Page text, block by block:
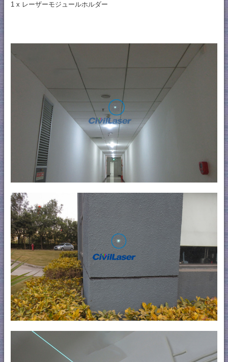
1 x レーザーモジュールホルダー